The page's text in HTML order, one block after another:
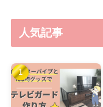
人気記事